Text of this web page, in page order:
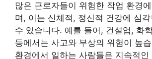
많은 근로자들이 위험한 작업 환경
며, 이는 신체적, 정신적 건강에 심
수 있습니다. 예를 들어, 건설업, 화
등에서는 사고와 부상의 위험이 높
환경에서 일하는 사람들은 지속적인